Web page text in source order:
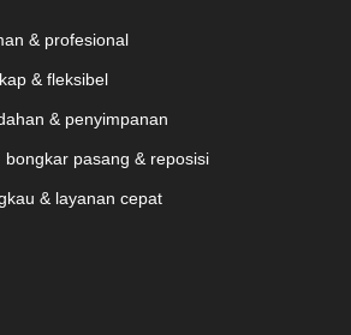
& profesional
& fleksibel
& penyimpanan
bongkar pasang & reposisi
& layanan cepat